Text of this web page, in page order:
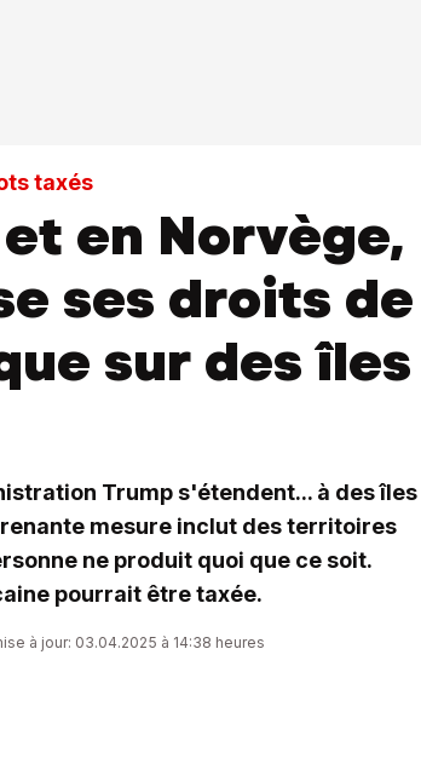
taxés
en Norvège,
ses droits de
sur des îles
Trump s'étendent... à des îles
mesure inclut des territoires
ne produit quoi que ce soit.
pourrait être taxée.
à jour: 03.04.2025 à 14:38 heures